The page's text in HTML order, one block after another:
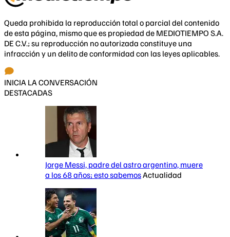
Queda prohibida la reproducción total o parcial del contenido
de esta página, mismo que es propiedad de MEDIOTIEMPO S.A.
DE C.V.; su reproducción no autorizada constituye una
infracción y un delito de conformidad con las leyes aplicables.
INICIA LA CONVERSACIÓN
DESTACADAS
Jorge Messi, padre del astro argentino, muere
a los 68 años; esto sabemosActualidad